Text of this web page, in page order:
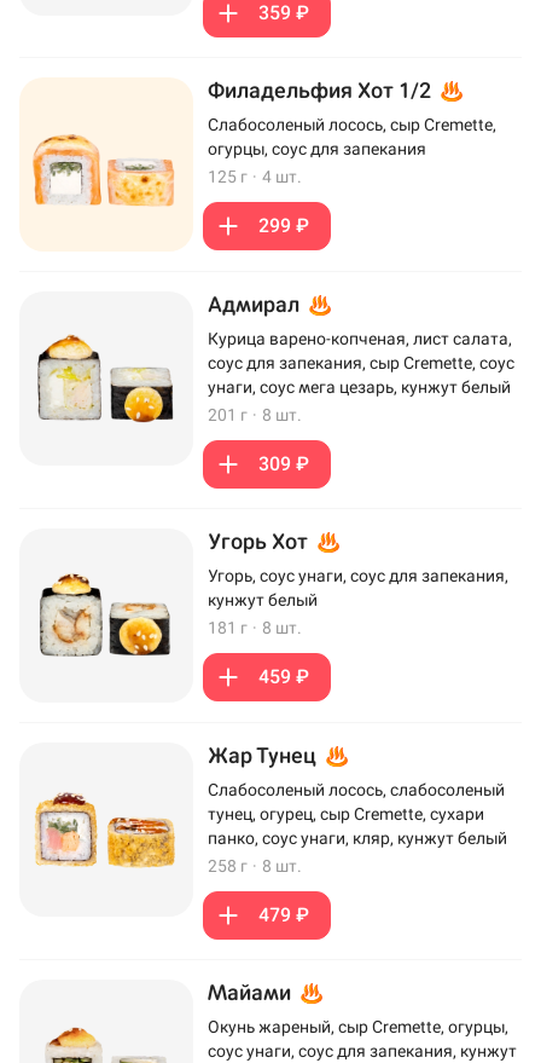
359 ₽
Филадельфия Хот 1/2
Слабосоленый лосось, сыр Cremette,
огурцы, соус для запекания
125 г · 4 шт.
299 ₽
Адмирал
Курица варено-копченая, лист салата,
соус для запекания, сыр Cremette, соус
унаги, соус мега цезарь, кунжут белый
201 г · 8 шт.
309 ₽
Угорь Хот
Угорь, соус унаги, соус для запекания,
кунжут белый
181 г · 8 шт.
459 ₽
Жар Тунец
Слабосоленый лосось, слабосоленый
тунец, огурец, сыр Cremette, сухари
панко, соус унаги, кляр, кунжут белый
258 г · 8 шт.
479 ₽
Майами
Окунь жареный, сыр Cremette, огурцы,
соус унаги, соус для запекания, кунжут